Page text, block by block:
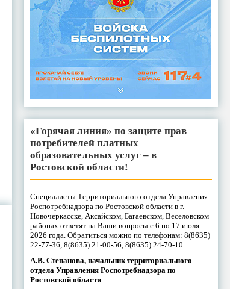
«Горячая линия» по защите прав
потребителей платных
образовательных услуг – в
Ростовской области!
Специалисты Территориального отдела Управления
Роспотребнадзора по Ростовской области в г.
Новочеркасске, Аксайском, Багаевском, Веселовском
районах ответят на Ваши вопросы с 6 по 17 июля
2026 года. Обратиться можно по телефонам: 8(8635)
22-77-36, 8(8635) 21-00-56, 8(8635) 24-70-10.
А.В. Степанова, начальник территориального
отдела Управления Роспотребнадзора по
Ростовской области